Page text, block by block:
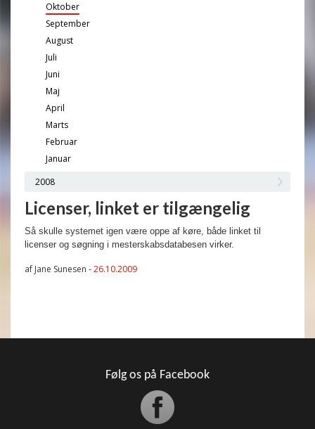
Oktober
September
August
Juli
Juni
Maj
April
Marts
Februar
Januar
2008
Licenser, linket er tilgængelig
Så skulle systemet igen være oppe af køre, både linket til
licenser og søgning i mesterskabsdatabesen virker.
af Jane Sunesen -26.10.2009
Følg os på Facebook